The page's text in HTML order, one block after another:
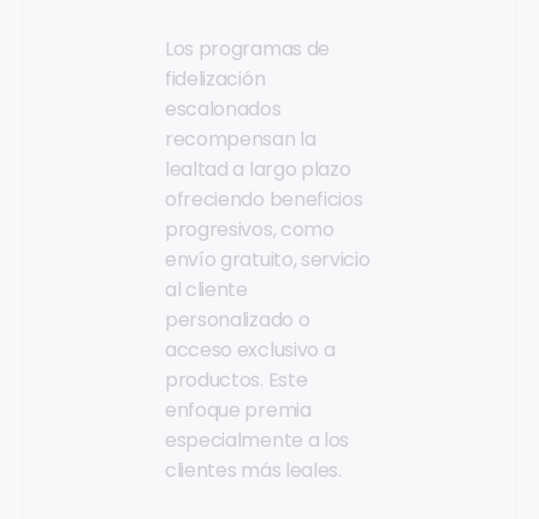
Los programas de
fidelización
escalonados
recompensan la
lealtad a largo plazo
ofreciendo beneficios
progresivos, como
envío gratuito, servicio
al cliente
personalizado o
acceso exclusivo a
productos. Este
enfoque premia
especialmente a los
clientes más leales.